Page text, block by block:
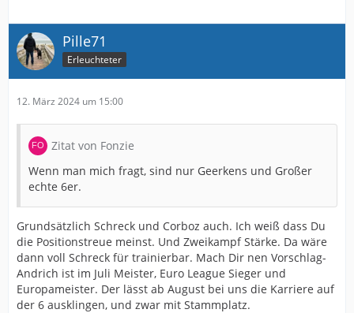
Pille71
Erleuchteter
12. März 2024 um 15:00
Zitat von Fonzie
Wenn man mich fragt, sind nur Geerkens und Großer
echte 6er.
Grundsätzlich Schreck und Corboz auch. Ich weiß dass Du
die Positionstreue meinst. Und Zweikampf Stärke. Da wäre
dann voll Schreck für trainierbar. Mach Dir nen Vorschlag-
Andrich ist im Juli Meister, Euro League Sieger und
Europameister. Der lässt ab August bei uns die Karriere auf
der 6 ausklingen, und zwar mit Stammplatz.